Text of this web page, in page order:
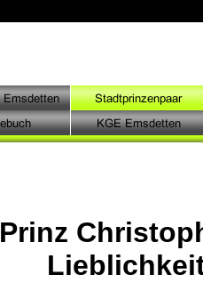
Prinz